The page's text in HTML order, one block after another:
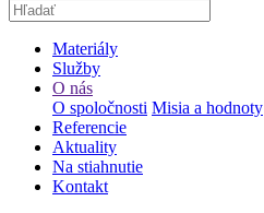
Materiály
Služby
O nás
O spoločnosti Misia a hodnoty
Referencie
Aktuality
Na stiahnutie
Kontakt